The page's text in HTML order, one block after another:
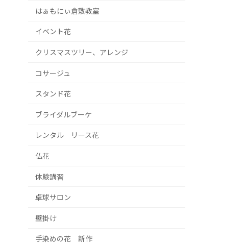
はぁもにぃ倉敷教室
イベント花
クリスマスツリー、アレンジ
コサージュ
スタンド花
ブライダルブーケ
レンタル リース花
仏花
体験講習
卓球サロン
壁掛け
手染めの花 新作